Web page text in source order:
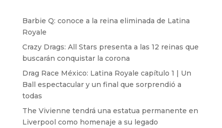
Barbie Q: conoce a la reina eliminada de Latina
Royale
Crazy Drags: All Stars presenta a las 12 reinas que
buscarán conquistar la corona
Drag Race México: Latina Royale capítulo 1 | Un
Ball espectacular y un final que sorprendió a
todas
The Vivienne tendrá una estatua permanente en
Liverpool como homenaje a su legado